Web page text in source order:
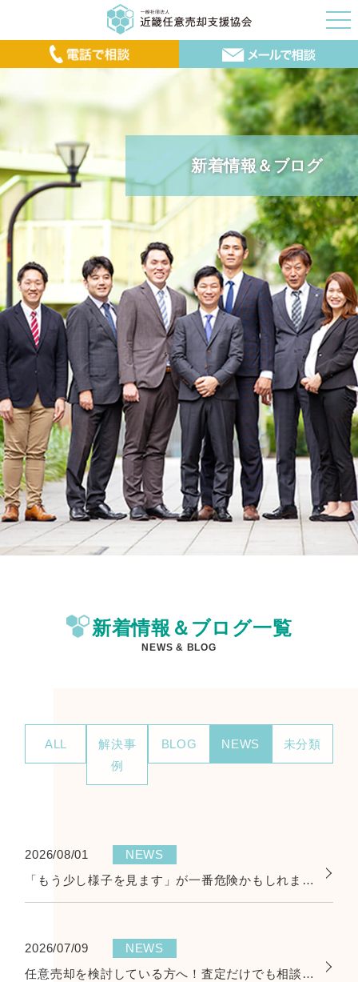
新着情報＆ブログ
新着情報＆ブログ一覧
NEWS & BLOG
ALL
解決事
例
BLOG NEWS 未分類
2026/08/01
NEWS
「もう少し様子を見ます」が一番危険かもしれません
2026/07/09
NEWS
任意売却を検討している方へ！査定だけでも相談して大丈夫です